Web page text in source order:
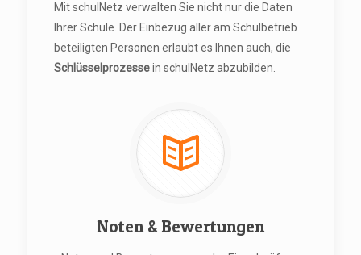
Mit schulNetz verwalten Sie nicht nur die Daten
Ihrer Schule. Der Einbezug aller am Schulbetrieb
beteiligten Personen erlaubt es Ihnen auch, die
Schlüsselprozessein schulNetz abzubilden.
Noten & Bewertungen